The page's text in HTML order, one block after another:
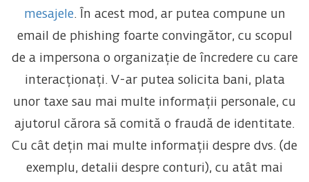
mesajele. În acest mod, ar putea compune un
email de phishing foarte convingător, cu scopul
de a impersona o organizație de încredere cu care
interacționați. V-ar putea solicita bani, plata
unor taxe sau mai multe informații personale, cu
ajutorul cărora să comită o fraudă de identitate.
Cu cât dețin mai multe informații despre dvs. (de
exemplu, detalii despre conturi), cu atât mai